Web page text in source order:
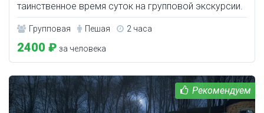
таинственное время суток на групповой экскурсии.
Групповая Пешая 2 часа
2400 ₽ за человека